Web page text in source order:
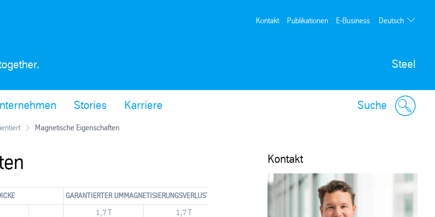
Steel
Kontakt Publikationen E-Business Deutsch
Suche
Stories Karriere
Magnetische Eigenschaften
GARANTIERTER UMMAGNETISIERUNGS­VERLUST BEI GARANTIERTE POLARISATION BEI
1,7 T
1,7 T
Kontakt